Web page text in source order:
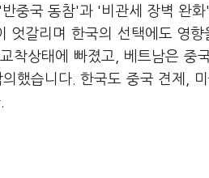
중국 동참'과 '비관세 장벽 완
엇갈리며 한국의 선택에도 영
착상태에 빠졌고, 베트남은 중
했습니다. 한국도 중국 견제,